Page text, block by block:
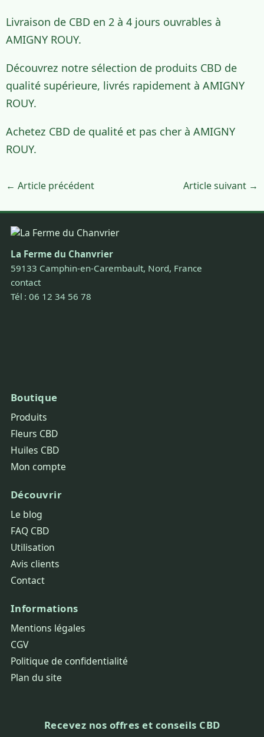
Livraison de CBD en 2 à 4 jours ouvrables à
AMIGNY ROUY.
Découvrez notre sélection de produits CBD de
qualité supérieure, livrés rapidement à AMIGNY
ROUY.
Achetez CBD de qualité et pas cher à AMIGNY
ROUY.
← Article précédent Article suivant →
La Ferme du Chanvrier
59133 Camphin-en-Carembault, Nord, France
contact
Tél : 06 12 34 56 78
Boutique
Produits
Fleurs CBD
Huiles CBD
Mon compte
Découvrir
Le blog
FAQ CBD
Utilisation
Avis clients
Contact
Informations
Mentions légales
CGV
Politique de confidentialité
Plan du site
Recevez nos offres et conseils CBD